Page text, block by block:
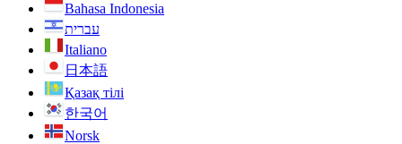
Bahasa Indonesia
עברית
Italiano
日本語
Қазақ тілі
한국어
Norsk